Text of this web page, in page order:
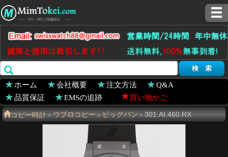
ホーム 会社概要 注文方法
Q&A
品質保証
EMSの追跡 買い物かご
コピー時計 > ウブロコピー > ビッグバン > 301.AI.460.RX